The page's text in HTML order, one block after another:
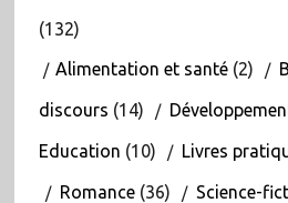
(132)
Alimentation et santé(2)
discours (14)
Education (10) Livres
Romance(36) Science-